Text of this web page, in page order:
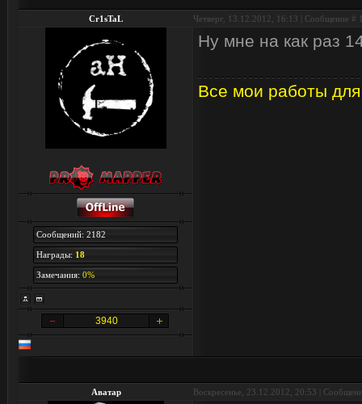
Cr1sTaL Четверг, 13.12.2012, 16:13 | Сообщение #
Сообщений: 2182
Награды: 18
Замечания: 0%
3940
Ну мне на как раз
Все мои работы
Аватар Воскресенье, 23.12.2012, 20:53 |